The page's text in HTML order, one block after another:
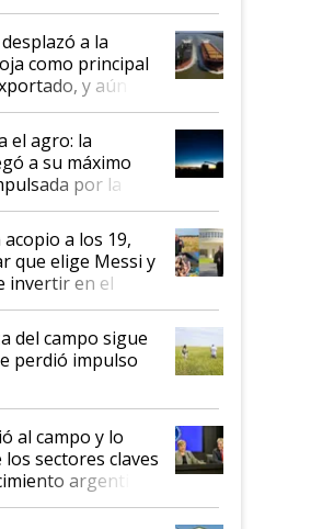
a la
como principal
y aún así
casi seis de cada
y sostuvo el
un semestre
el agro: la
a su máximo
por la
exportaciones
a los 19,
que elige Messi y
invertir en el
era como "darle
para droga":
el libertario
crisis salió
del campo sigue
perdió impulso
al campo y lo
sectores claves
argentino